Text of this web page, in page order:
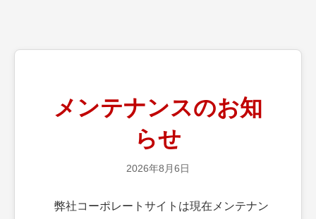
メンテナンスのお知
らせ
2026年8月6日
弊社コーポレートサイトは現在メンテナン